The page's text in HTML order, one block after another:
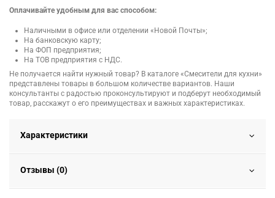
Оплачивайте удобным для вас способом:
Наличными в офисе или отделении «Новой Почты»;
На банковскую карту;
На ФОП предприятия;
На ТОВ предприятия с НДС.
Не получается найти нужный товар? В каталоге «Смесители для кухни»
представлены товары в большом количестве вариантов. Наши
консультанты с радостью проконсультируют и подберут необходимый
товар, расскажут о его преимуществах и важных характеристиках.
Характеристики
Отзывы (0)